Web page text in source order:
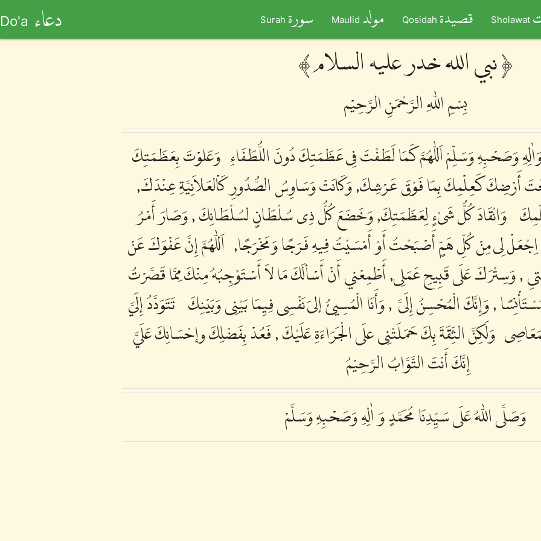
Do'a دعاء Surah سورة Maulid مولد Qosidah قصيدة Sholawat
﴾ نبي الله خدر عليه السلام ﴿
بِسْمِ اللّٰهِ الرَّحْمَنِ الرَّحِيْم
وَصَحْبِهِ وَسَلِّمْ اَللّٰهُمَّ كَمَا لَطَفْتَ فِى عَظَمَتِكَ دُونَ اللُّطَفَاءِ، وَعَلوْتَ بِعَظَمَتِكَ
أَرْضِكَ كَعِلْمِكَ بِمَا فَوْقَ عَرْشِكَ, وَكَانَتْ وَسَاوِسُ الصُّدُورِ كَاْلعَلاَنِيَّةِ عِنْدَكَ,
عِلْمِكَ ، وَانْقَادَ كُلُّ شَىْءٍ لِعَظَمَتِكَ, وَخَضَعَ كُلُّ ذِى سُلْطَانٍ لسُلْطَانِكَ , وَصَارَ أَمْرُ
اِجْعَلْ لِى مِنْ كُلِّ هَمٍّ أَصْبَحْتُ أَوْ أَمْسَيْتُ فِيهِ فَرَجًا وَمَخْرَجًا,، اَللّٰهُمَّ إِنَّ عَفْوَكَ عَنْ
, وَسِتْرَكَ عَلَى قَبِيحِ عَمَلِى, أَطْمِعْني أَنْ أَسْألَكَ مَا لاَ أَسْتَوْجِبُهُ مِنْكَ مِمَّا قَصَّرْتُ
, وَإِنَّكَ الْمُحْسِنُ إِلَىَّ،, وَأَنَا الْمُسِيئُ إلىَ نَفْسِى فِيِمَا بَيْنِى وَبَيْنِكَ ، تَتَوَدَّدُ إِلَيَّ
وَلَكِنَّ الثِّقَةَ بِكَ حَمَلَتْنِى علَى الْجَرَاءَةِ عَلَيْكَ , فَعُدْ بِفَضْلِكَ وإحْسَانِكَ عَلَيَّ،
إِنَّكَ أَنْتَ التَّوَّابُ الرَّحِيْمُ،
وَصَلَّى اللّٰهُ عَلَى سَيِّدِنَا مُحَمَّدٍ وَ اٰلِهِ وَصَحْبِهِ وَسَلَّمْ